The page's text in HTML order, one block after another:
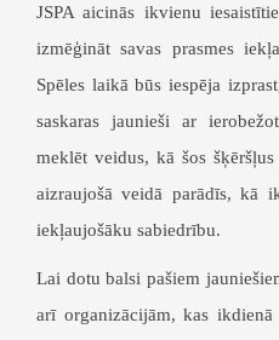
JSPA aicinās ikvienu
izmēģināt savas prasmes
Spēles laikā būs iespēja
saskaras jaunieši ar
meklēt veidus, kā šos
aizraujošā veidā parādīs, kā
iekļaujošāku sabiedrību.
Lai dotu balsi pašiem
arī organizācijām, kas